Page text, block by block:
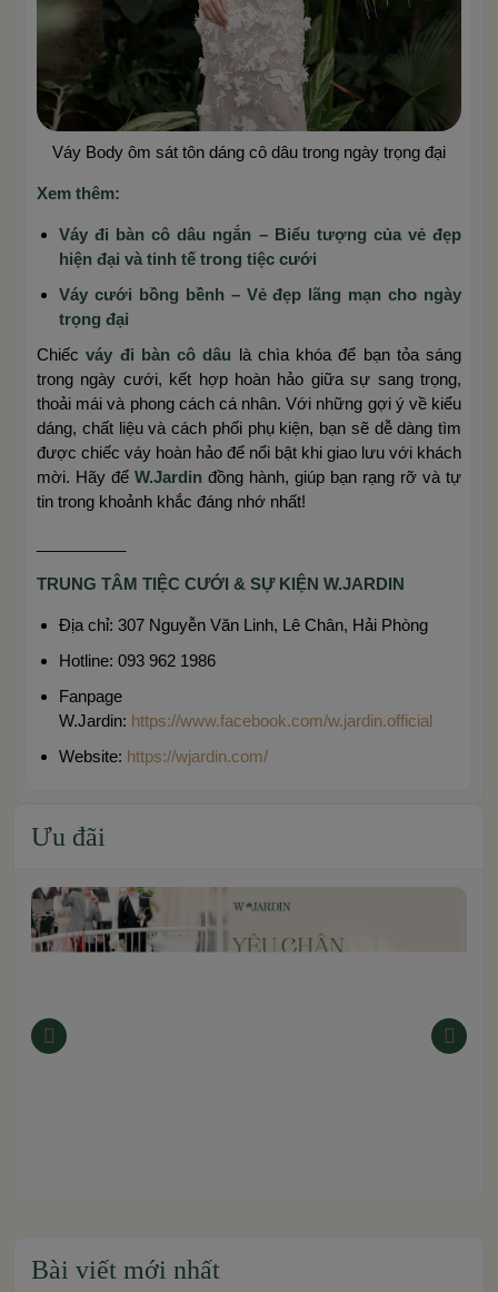
Váy Body ôm sát tôn dáng cô dâu trong ngày trọng đại
Xem thêm:
Váy đi bàn cô dâu ngắn – Biểu tượng của vẻ đẹp
hiện đại và tinh tế trong tiệc cưới
Váy cưới bồng bềnh – Vẻ đẹp lãng mạn cho ngày
trọng đại
Chiếcváy đi bàn cô dâu là chìa khóa để bạn tỏa sáng
trong ngày cưới, kết hợp hoàn hảo giữa sự sang trọng,
thoải mái và phong cách cá nhân. Với những gợi ý về kiểu
dáng, chất liệu và cách phối phụ kiện, bạn sẽ dễ dàng tìm
được chiếc váy hoàn hảo để nổi bật khi giao lưu với khách
mời. Hãy để W.Jardin đồng hành, giúp bạn rạng rỡ và tự
tin trong khoảnh khắc đáng nhớ nhất!
TRUNG TÂM TIỆC CƯỚI & SỰ KIỆN W.JARDIN
Địa chỉ: 307 Nguyễn Văn Linh, Lê Chân, Hải Phòng
Hotline: 093 962 1986
Fanpage
W.Jardin: https://www.facebook.com/w.jardin.official
Website: https://wjardin.com/
Ưu đãi
Bài viết mới nhất